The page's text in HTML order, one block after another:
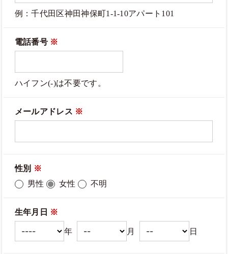
例：千代田区神田神保町1-1-10アパート101
電話番号 ※
ハイフン(-)は不要です。
メールアドレス ※
性別 ※
男性
女性 不明
生年月日 ※
年 月 日